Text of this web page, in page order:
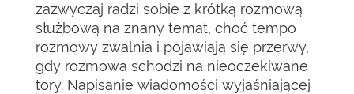
zazwyczaj radzi sobie z krótką rozmową
służbową na znany temat, choć tempo
rozmowy zwalnia i pojawiają się przerwy,
gdy rozmowa schodzi na nieoczekiwane
tory. Napisanie wiadomości wyjaśniającej